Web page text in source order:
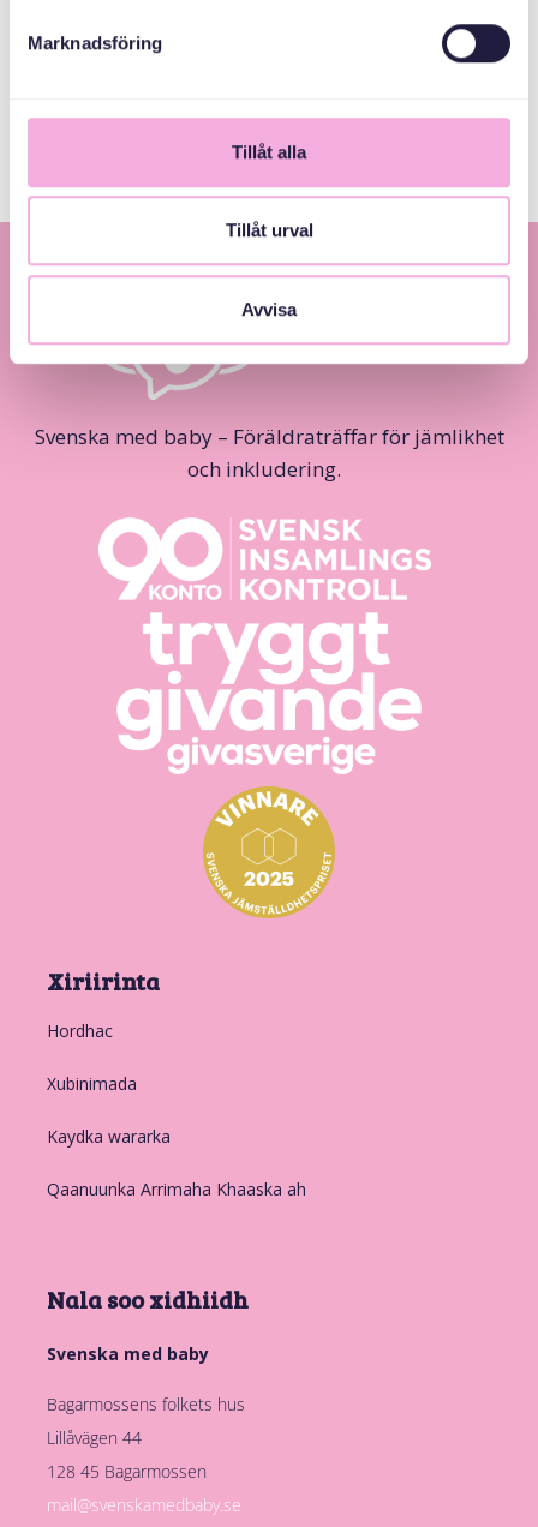
Marknadsföring
Tillåt alla
Tillåt urval
Avvisa
Svenska med baby – Föräldraträffar för jämlikhet
och inkludering.
Xiriirinta
Hordhac
Xubinimada
Kaydka wararka
Qaanuunka Arrimaha Khaaska ah
Nala soo xidhiidh
Svenska med baby
Bagarmossens folkets hus
Lillåvägen 44
128 45 Bagarmossen
mail@svenskamedbaby.se